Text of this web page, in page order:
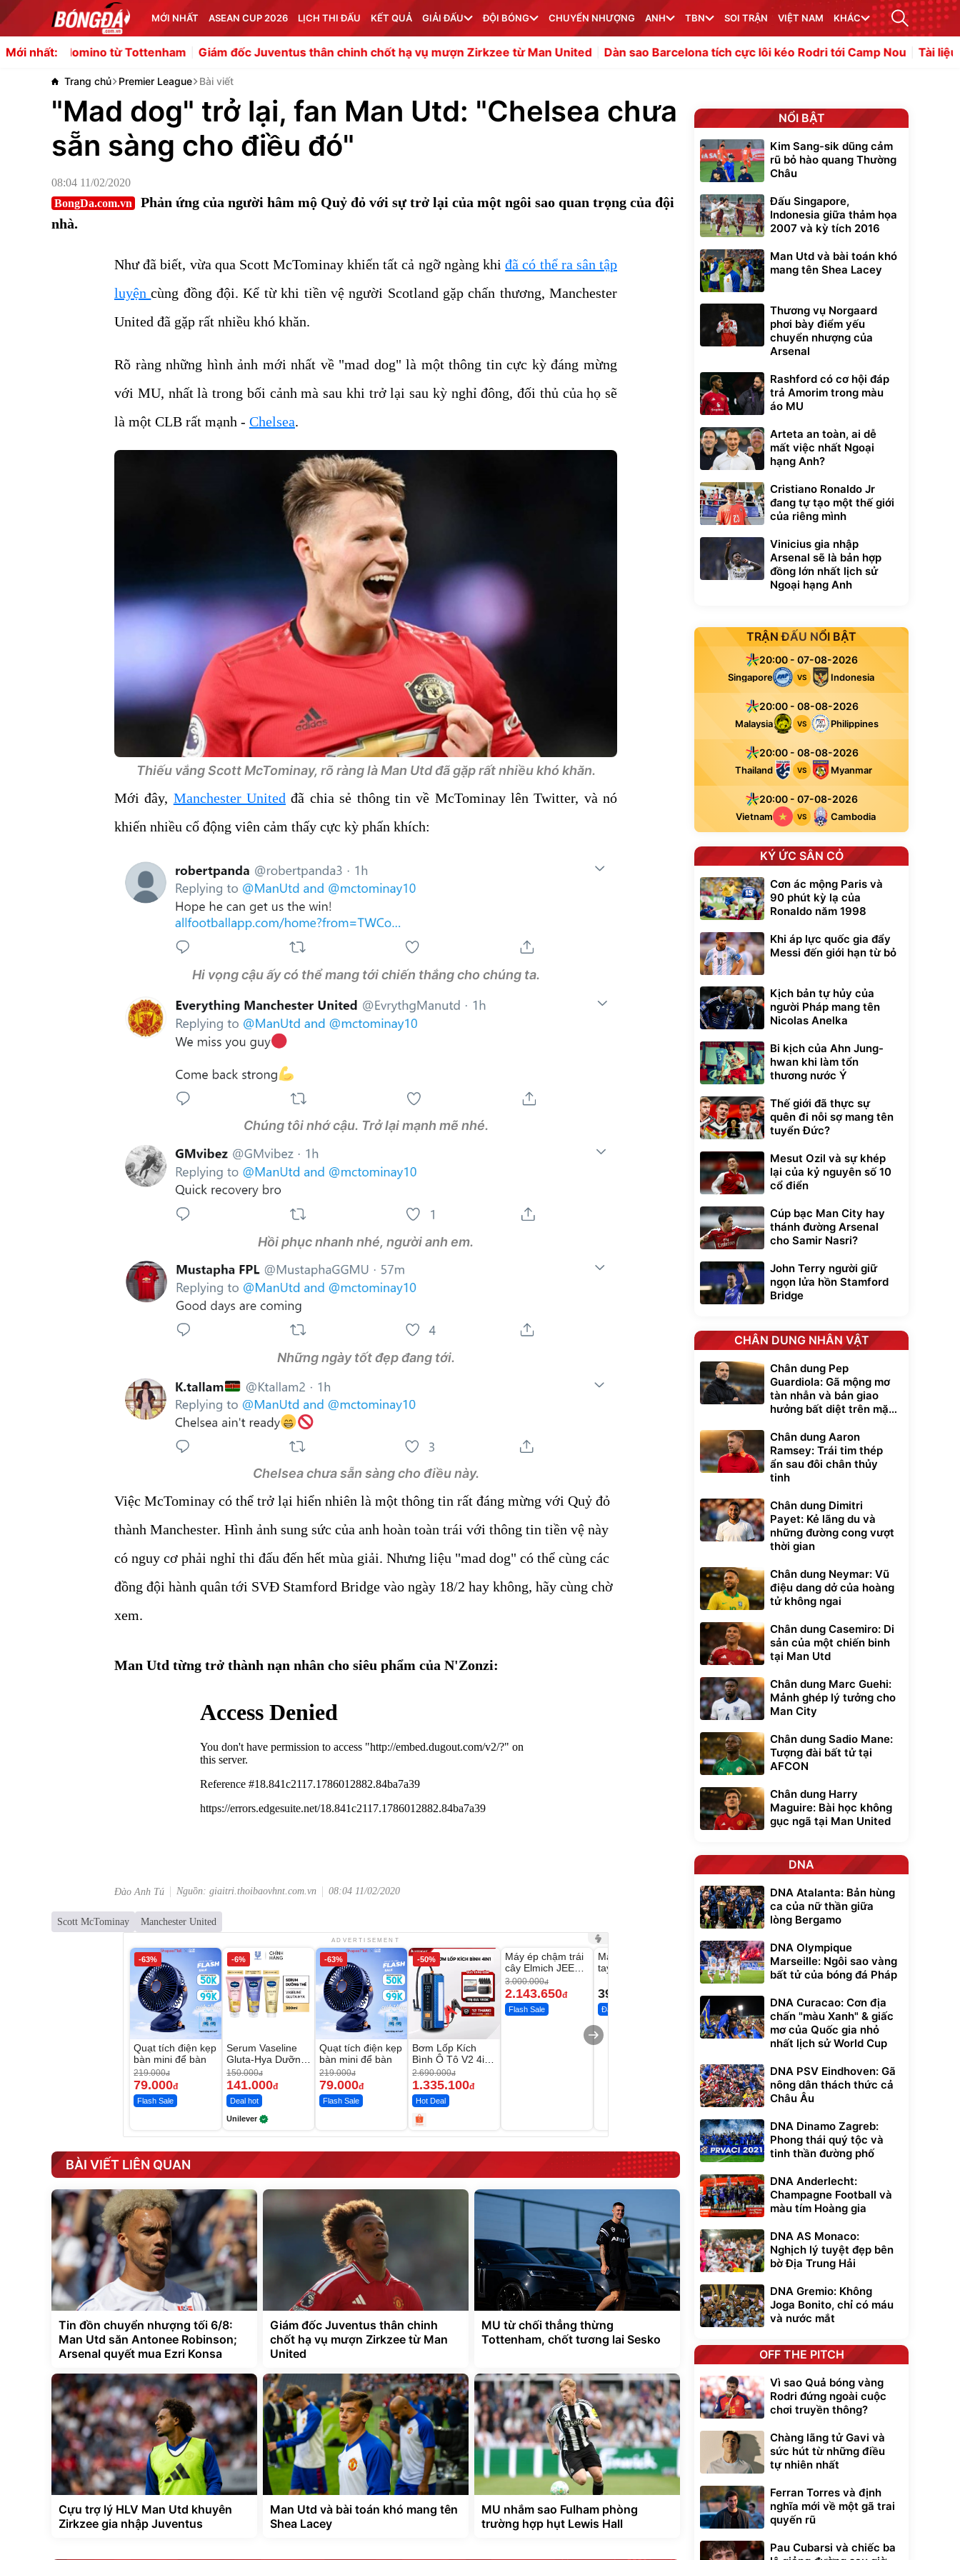
MỚI NHẤT ASEAN CUP 2026 LỊCH THI ĐẤU KẾT QUẢ GIẢI ĐẤU ĐỘI BÓNG CHUYỂN NHƯỢNG ANH TBN SOI TRẬN VIỆT NAM KHÁC
Mới nhất:từ Tottenham Giám đốc Juventus thân chinh chốt hạ vụ mượn Zirkzee từ Man United Dàn sao Barcelona tích cực lôi kéo Rodri tới Camp Nou Tài liệu rò rỉ cáo
Trang chủ Premier League Bài viết
"Mad dog" trở lại, fan Man Utd: "Chelsea chưa
sẵn sàng cho điều đó"
08:04 11/02/2020
BongDa.com.vn
Phản ứng của người hâm mộ Quỷ đỏ với sự trở lại của một ngôi sao quan trọng của đội
nhà.
Như đã biết, vừa qua Scott McTominay khiến tất cả ngỡ ngàng khiđã có thể ra sân tập
luyệncùng đồng đội. Kể từ khi tiền vệ người Scotland gặp chấn thương, Manchester
United đã gặp rất nhiều khó khăn.
Rõ ràng những hình ảnh mới nhất về "mad dog" là một thông tin cực kỳ đáng mừng
với MU, nhất là trong bối cảnh mà sau khi trở lại sau kỳ nghỉ đông, đối thủ của họ sẽ
là một CLB rất mạnh - Chelsea.
Thiếu vắng Scott McTominay, rõ ràng là Man Utd đã gặp rất nhiều khó khăn.
Mới đây, Manchester United đã chia sẻ thông tin về McTominay lên Twitter, và nó
khiến nhiều cổ động viên cảm thấy cực kỳ phấn khích:
Hi vọng cậu ấy có thể mang tới chiến thắng cho chúng ta.
Chúng tôi nhớ cậu. Trở lại mạnh mẽ nhé.
Hồi phục nhanh nhé, người anh em.
Những ngày tốt đẹp đang tới.
Chelsea chưa sẵn sàng cho điều này.
Việc McTominay có thể trở lại hiển nhiên là một thông tin rất đáng mừng với Quỷ đỏ
thành Manchester. Hình ảnh sung sức của anh hoàn toàn trái với thông tin tiền vệ này
có nguy cơ phải nghỉ thi đấu đến hết mùa giải. Nhưng liệu "mad dog" có thể cùng các
đồng đội hành quân tới SVĐ Stamford Bridge vào ngày 18/2 hay không, hãy cùng chờ
xem.
Man Utd từng trở thành nạn nhân cho siêu phẩm của N'Zonzi:
Đào Anh Tú Nguồn: giaitri.thoibaovhnt.com.vn 08:04 11/02/2020
Scott McTominay Manchester United
ADVERTISEMENT
-63%
Quạt tích điện kẹp
bàn mini để bàn
219.000đ
79.000đ
Flash Sale
-6%
Serum Vaseline
Gluta-Hya Dưỡng
Da Sáng Mịn Sau
7 Ngày
150.000đ
141.000đ
Deal hot
Unilever
-63%
Quạt tích điện kẹp
bàn mini để bàn
219.000đ
79.000đ
Flash Sale
-50%
Bơm Lốp Kích
Bình Ô Tô V2 4in1
MEDICAR –
12.000mAh
2.690.000đ
1.335.100đ
Hot Deal
-28%
Máy ép chậm trái
cây Elmich JEE
1855OL
3.000.000đ
2.143.650đ
Flash Sale
Máy rửa xe cầm
tay xịt rửa cao áp
399.000
Đã bán nhiều
nhôm 03 lớp
392.000đ
325.000đ
Đã bán nhiều
Xe đạp điện trợ
gấp gọn bỏ cốp
tiện lợi
9.900.000đ
7.092.000đ
Đang xem nhiều
BÀI VIẾT LIÊN QUAN
Tin đồn chuyển nhượng tối 6/8:
Man Utd săn Antonee Robinson;
Arsenal quyết mua Ezri Konsa
Giám đốc Juventus thân chinh
chốt hạ vụ mượn Zirkzee từ Man
United
MU từ chối thẳng thừng
Tottenham, chốt tương lai Sesko
Cựu trợ lý HLV Man Utd khuyên
Zirkzee gia nhập Juventus
Man Utd và bài toán khó mang tên
Shea Lacey
MU nhắm sao Fulham phòng
trường hợp hụt Lewis Hall
NỔI BẬT
Kim Sang-sik dũng cảm
rũ bỏ hào quang Thường
Châu
Đấu Singapore,
Indonesia giữa thảm họa
2007 và kỳ tích 2016
Man Utd và bài toán khó
mang tên Shea Lacey
Thương vụ Norgaard
phơi bày điểm yếu
chuyển nhượng của
Arsenal
Rashford có cơ hội đáp
trả Amorim trong màu
áo MU
Arteta an toàn, ai dễ
mất việc nhất Ngoại
hạng Anh?
Cristiano Ronaldo Jr
đang tự tạo một thế giới
của riêng mình
Vinicius gia nhập
Arsenal sẽ là bản hợp
đồng lớn nhất lịch sử
Ngoại hạng Anh
TRẬN ĐẤU NỔI BẬT
20:00 - 07-08-2026
Singapore VS Indonesia
20:00 - 08-08-2026
Malaysia VS Philippines
20:00 - 08-08-2026
Thailand VS Myanmar
20:00 - 07-08-2026
Vietnam VS Cambodia
KÝ ỨC SÂN CỎ
Cơn ác mộng Paris và
90 phút kỳ lạ của
Ronaldo năm 1998
Khi áp lực quốc gia đẩy
Messi đến giới hạn từ bỏ
Kịch bản tự hủy của
người Pháp mang tên
Nicolas Anelka
Bi kịch của Ahn Jung-
hwan khi làm tổn
thương nước Ý
Thế giới đã thực sự
quên đi nỗi sợ mang tên
tuyển Đức?
Mesut Ozil và sự khép
lại của kỷ nguyên số 10
cổ điển
Cúp bạc Man City hay
thánh đường Arsenal
cho Samir Nasri?
John Terry người giữ
ngọn lửa hồn Stamford
Bridge
CHÂN DUNG NHÂN VẬT
Chân dung Pep
Guardiola: Gã mộng mơ
tàn nhẫn và bản giao
hưởng bất diệt trên mặt
Chân dung Aaron
Ramsey: Trái tim thép
ẩn sau đôi chân thủy
tinh
Chân dung Dimitri
Payet: Kẻ lãng du và
những đường cong vượt
thời gian
Chân dung Neymar: Vũ
điệu dang dở của hoàng
tử không ngai
Chân dung Casemiro: Di
sản của một chiến binh
tại Man Utd
Chân dung Marc Guehi:
Mảnh ghép lý tưởng cho
Man City
Chân dung Sadio Mane:
Tượng đài bất tử tại
AFCON
Chân dung Harry
Maguire: Bài học không
gục ngã tại Man United
DNA
DNA Atalanta: Bản hùng
ca của nữ thần giữa
lòng Bergamo
DNA Olympique
Marseille: Ngôi sao vàng
bất tử của bóng đá Pháp
DNA Curacao: Cơn địa
chấn "màu Xanh" & giấc
mơ của Quốc gia nhỏ
nhất lịch sử World Cup
DNA PSV Eindhoven: Gã
nông dân thách thức cả
Châu Âu
DNA Dinamo Zagreb:
Phong thái quý tộc và
tinh thần đường phố
DNA Anderlecht:
Champagne Football và
màu tím Hoàng gia
DNA AS Monaco:
Nghịch lý tuyệt đẹp bên
bờ Địa Trung Hải
DNA Gremio: Không
Joga Bonito, chỉ có máu
và nước mắt
OFF THE PITCH
Vì sao Quả bóng vàng
Rodri đứng ngoài cuộc
chơi truyền thông?
Chàng lãng tử Gavi và
sức hút từ những điều
tự nhiên nhất
Ferran Torres và định
nghĩa mới về một gã trai
quyến rũ
Pau Cubarsi và chiếc ba